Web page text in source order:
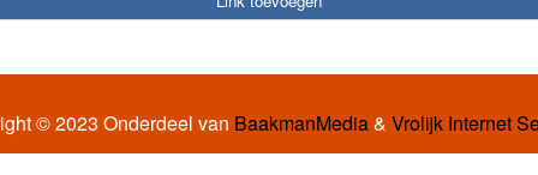
© 2023 Onderdeel van BaakmanMedia& Vrolijk Internet